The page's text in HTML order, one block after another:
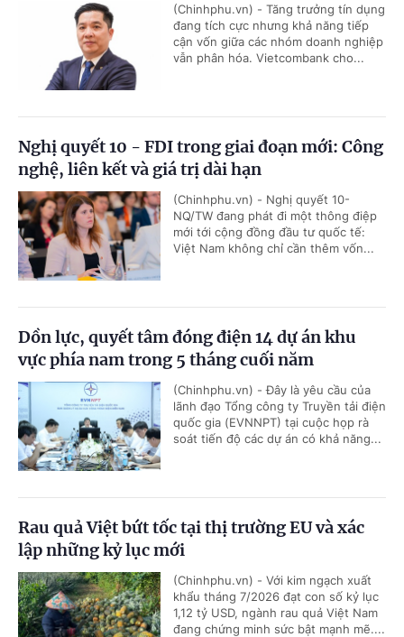
(Chinhphu.vn) - Tăng trưởng tín dụng
đang tích cực nhưng khả năng tiếp
cận vốn giữa các nhóm doanh nghiệp
vẫn phân hóa. Vietcombank cho...
Nghị quyết 10 - FDI trong giai đoạn mới: Công
nghệ, liên kết và giá trị dài hạn
(Chinhphu.vn) - Nghị quyết 10-
NQ/TW đang phát đi một thông điệp
mới tới cộng đồng đầu tư quốc tế:
Việt Nam không chỉ cần thêm vốn...
Dồn lực, quyết tâm đóng điện 14 dự án khu
vực phía nam trong 5 tháng cuối năm
(Chinhphu.vn) - Đây là yêu cầu của
lãnh đạo Tổng công ty Truyền tải điện
quốc gia (EVNNPT) tại cuộc họp rà
soát tiến độ các dự án có khả năng...
Rau quả Việt bứt tốc tại thị trường EU và xác
lập những kỷ lục mới
(Chinhphu.vn) - Với kim ngạch xuất
khẩu tháng 7/2026 đạt con số kỷ lục
1,12 tỷ USD, ngành rau quả Việt Nam
đang chứng minh sức bật mạnh mẽ....